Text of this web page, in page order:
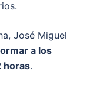
José Miguel
a los
horas.